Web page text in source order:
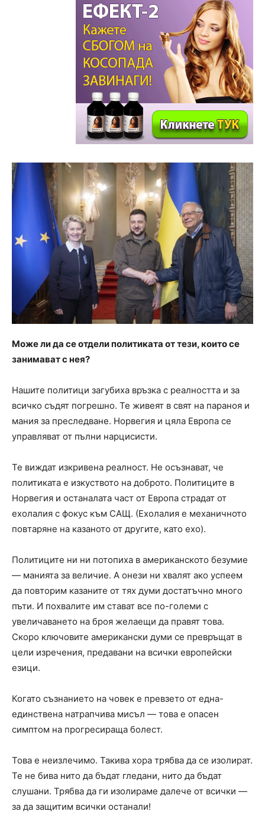
Може ли да се отдели политиката от тези, които се
занимават с нея?
Нашите политици загубиха връзка с реалността и за
всичко съдят погрешно. Те живеят в свят на параноя и
мания за преследване. Норвегия и цяла Европа се
управляват от пълни нарцисисти.
Те виждат изкривена реалност. Не осъзнават, че
политиката е изкуството на доброто. Политиците в
Норвегия и останалата част от Европа страдат от
ехолалия с фокус към САЩ. (Ехолалия е механичното
повтаряне на казаното от другите, като ехо).
Политиците ни ни потопиха в американското безумие
— манията за величие. А онези ни хвалят ако успеем
да повторим казаните от тях думи достатъчно много
пъти. И похвалите им стават все по-големи с
увеличаването на броя желаещи да правят това.
Скоро ключовите американски думи се превръщат в
цели изречения, предавани на всички европейски
езици.
Когато съзнанието на човек е превзето от една-
единствена натрапчива мисъл — това е опасен
симптом на прогресираща болест.
Това е неизлечимо. Такива хора трябва да се изолират.
Те не бива нито да бъдат гледани, нито да бъдат
слушани. Трябва да ги изолираме далече от всички —
за да защитим всички останали!